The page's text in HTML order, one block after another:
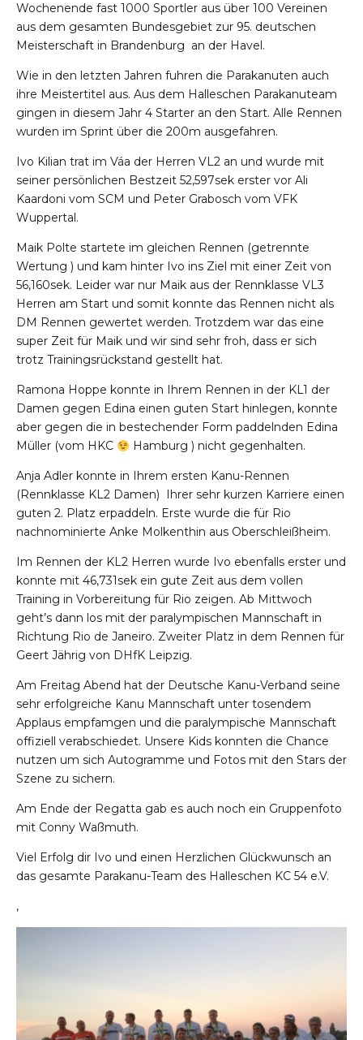
Wochenende fast 1000 Sportler aus über 100 Vereinen
aus dem gesamten Bundesgebiet zur 95. deutschen
Meisterschaft in Brandenburg an der Havel.
Wie in den letzten Jahren fuhren die Parakanuten auch
ihre Meistertitel aus. Aus dem Halleschen Parakanuteam
gingen in diesem Jahr 4 Starter an den Start. Alle Rennen
wurden im Sprint über die 200m ausgefahren.
Ivo Kilian trat im Váa der Herren VL2 an und wurde mit
seiner persönlichen Bestzeit 52,597sek erster vor Ali
Kaardoni vom SCM und Peter Grabosch vom VFK
Wuppertal.
Maik Polte startete im gleichen Rennen (getrennte
Wertung ) und kam hinter Ivo ins Ziel mit einer Zeit von
56,160sek. Leider war nur Maik aus der Rennklasse VL3
Herren am Start und somit konnte das Rennen nicht als
DM Rennen gewertet werden. Trotzdem war das eine
super Zeit für Maik und wir sind sehr froh, dass er sich
trotz Trainingsrückstand gestellt hat.
Ramona Hoppe konnte in Ihrem Rennen in der KL1 der
Damen gegen Edina einen guten Start hinlegen, konnte
aber gegen die in bestechender Form paddelnden Edina
Müller (vom HKC
Hamburg ) nicht gegenhalten.
Anja Adler konnte in Ihrem ersten Kanu-Rennen
(Rennklasse KL2 Damen) Ihrer sehr kurzen Karriere einen
guten 2. Platz erpaddeln. Erste wurde die für Rio
nachnominierte Anke Molkenthin aus Oberschleißheim.
Im Rennen der KL2 Herren wurde Ivo ebenfalls erster und
konnte mit 46,731sek ein gute Zeit aus dem vollen
Training in Vorbereitung für Rio zeigen. Ab Mittwoch
geht’s dann los mit der paralympischen Mannschaft in
Richtung Rio de Janeiro. Zweiter Platz in dem Rennen für
Geert Jährig von DHfK Leipzig.
Am Freitag Abend hat der Deutsche Kanu-Verband seine
sehr erfolgreiche Kanu Mannschaft unter tosendem
Applaus empfamgen und die paralympische Mannschaft
offiziell verabschiedet. Unsere Kids konnten die Chance
nutzen um sich Autogramme und Fotos mit den Stars der
Szene zu sichern.
Am Ende der Regatta gab es auch noch ein Gruppenfoto
mit Conny Waßmuth.
Viel Erfolg dir Ivo und einen Herzlichen Glückwunsch an
das gesamte Parakanu-Team des Halleschen KC 54 e.V.
,